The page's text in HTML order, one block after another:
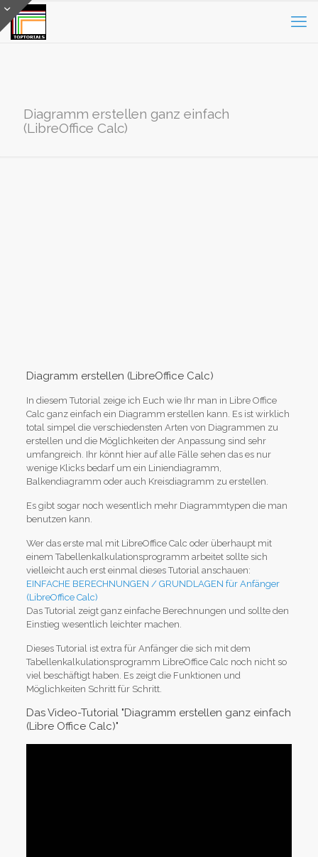
Diagramm erstellen ganz einfach
(LibreOffice Calc)
Diagramm erstellen (LibreOffice Calc)
In diesem Tutorial zeige ich Euch wie Ihr man in Libre Office
Calc ganz einfach ein Diagramm erstellen kann. Es ist wirklich
total simpel die verschiedensten Arten von Diagrammen zu
erstellen und die Möglichkeiten der Anpassung sind sehr
umfangreich. Ihr könnt hier auf alle Fälle sehen das es nur
wenige Klicks bedarf um ein Liniendiagramm,
Balkendiagramm oder auch Kreisdiagramm zu erstellen.
Es gibt sogar noch wesentlich mehr Diagrammtypen die man
benutzen kann.
Wer das erste mal mit LibreOffice Calc oder überhaupt mit
einem Tabellenkalkulationsprogramm arbeitet sollte sich
vielleicht auch erst einmal dieses Tutorial anschauen:
EINFACHE BERECHNUNGEN / GRUNDLAGEN für Anfänger
(LibreOffice Calc)
Das Tutorial zeigt ganz einfache Berechnungen und sollte den
Einstieg wesentlich leichter machen.
Dieses Tutorial ist extra für Anfänger die sich mit dem
Tabellenkalkulationsprogramm LibreOffice Calc noch nicht so
viel beschäftigt haben. Es zeigt die Funktionen und
Möglichkeiten Schritt für Schritt.
Das Video-Tutorial "Diagramm erstellen ganz einfach
(Libre Office Calc)"